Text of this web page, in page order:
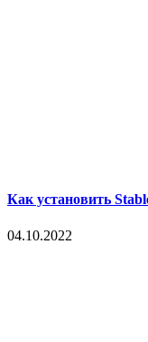
Как установить
04.10.2022